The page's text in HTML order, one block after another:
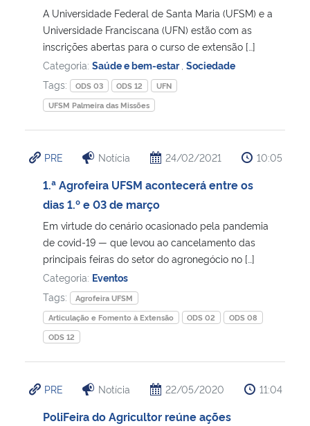
A Universidade Federal de Santa Maria (UFSM) e a
Universidade Franciscana (UFN) estão com as
inscrições abertas para o curso de extensão […]
Categoria: Saúde e bem-estar Sociedade
Tags:
ODS 03 ODS 12
UFN
UFSM Palmeira das Missões
PRE Notícia 24/02/2021 10:05
1.ª Agrofeira UFSM acontecerá entre os
dias 1.º e 03 de março
Em virtude do cenário ocasionado pela pandemia
de covid-19 — que levou ao cancelamento das
principais feiras do setor do agronegócio no […]
Categoria: Eventos
Tags:
Agrofeira UFSM
Articulação e Fomento à Extensão
ODS 02
ODS 08
ODS 12
PRE Notícia 22/05/2020 11:04
PoliFeira do Agricultor reúne ações